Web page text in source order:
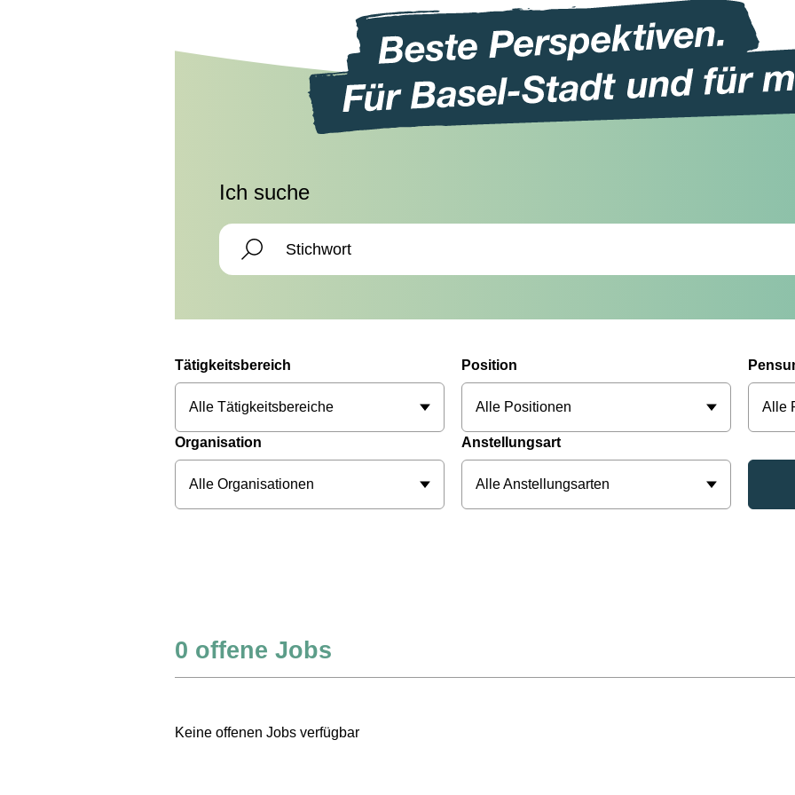
Ich suche
Tätigkeitsbereich
Alle Tätigkeitsbereiche
Position
Alle Positionen Alle
Organisation
Alle Organisationen
Anstellungsart
Alle Anstellungsarten
0 offene Jobs
Keine offenen Jobs verfügbar